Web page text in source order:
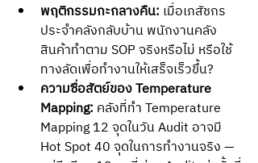
พฤติกรรมกะกลางคืน: เมื่อเภสัชกร
ประจำคลังกลับบ้าน พนักงานคลัง
สินค้าทำตาม SOP จริงหรือไม่ หรือใช้
ทางลัดเพื่อทำงานให้เสร็จเร็วขึ้น?
ความซื่อสัตย์ของ Temperature
Mapping: คลังที่ทำ Temperature
Mapping 12 จุดในวัน Audit อาจมี
Hot Spot 40 จุดในการทำงานจริง —